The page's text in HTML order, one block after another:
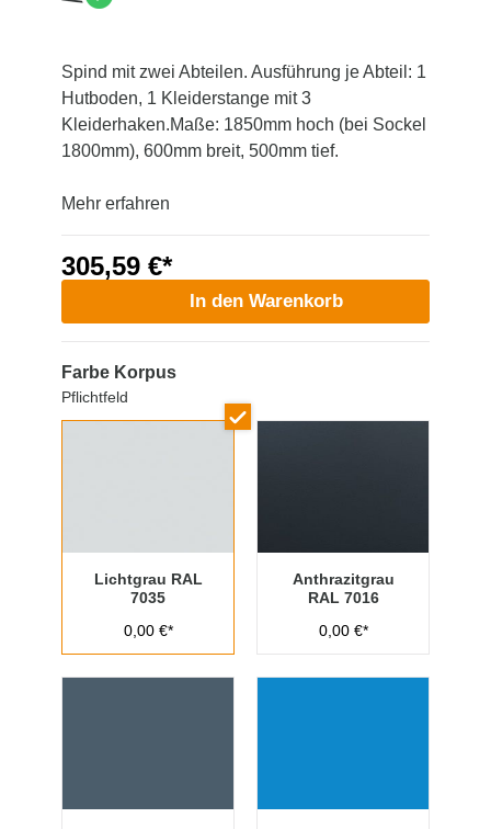
Spind mit zwei Abteilen. Ausführung je Abteil: 1
Hutboden, 1 Kleiderstange mit 3
Kleiderhaken.Maße: 1850mm hoch (bei Sockel
1800mm), 600mm breit, 500mm tief.
Mehr erfahren
305,59 €*
In den Warenkorb
Farbe Korpus
Pflichtfeld
Lichtgrau RAL
7035
0,00 €*
Anthrazitgrau
RAL 7016
0,00 €*